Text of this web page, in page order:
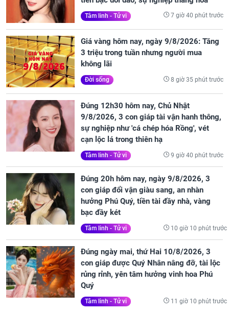
Tâm linh - Tử vi 7 giờ 40 phút trước
Giá vàng hôm nay, ngày 9/8/2026: Tăng
3 triệu trong tuần nhưng người mua
không lãi
Đời sống 8 giờ 35 phút trước
Đúng 12h30 hôm nay, Chủ Nhật
9/8/2026, 3 con giáp tài vận hanh thông,
sự nghiệp như 'cá chép hóa Rồng', vét
cạn lộc lá trong thiên hạ
Tâm linh - Tử vi 9 giờ 40 phút trước
Đúng 20h hôm nay, ngày 9/8/2026, 3
con giáp đổi vận giàu sang, an nhàn
hưởng Phú Quý, tiền tài đầy nhà, vàng
bạc đầy két
Tâm linh - Tử vi 10 giờ 10 phút trước
Đúng ngày mai, thứ Hai 10/8/2026, 3
con giáp được Quý Nhân nâng đỡ, tài lộc
rủng rỉnh, yên tâm hưởng vinh hoa Phú
Quý
Tâm linh - Tử vi 11 giờ 10 phút trước